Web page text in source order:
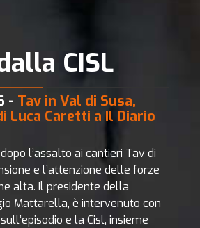
CISL
- Tav in Val di Susa,
Luca Caretti a Il Diario
l’assalto ai cantieri Tav di
e l’attenzione delle forze
alta. Il presidente della
Mattarella, è intervenuto con
e la Cisl, insieme